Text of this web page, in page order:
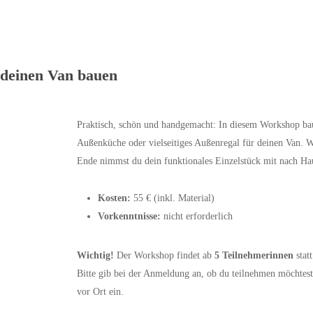
Van bauen
Praktisch, schön und handgemacht: In diesem Workshop
Außenküche oder vielseitiges Außenregal für deinen Van.
Ende nimmst du dein funktionales Einzelstück mit nach
Kosten: 55 € (inkl. Material)
Vorkenntnisse: nicht erforderlich
Wichtig! Der Workshop findet ab5 Teilnehmerinnen
Bitte gib bei der Anmeldung an, ob du teilnehmen
vor Ort ein.